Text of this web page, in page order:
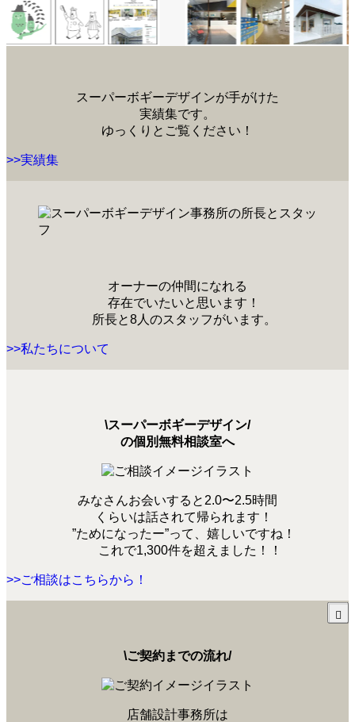
スーパーボギーデザインが手がけた
実績集です。
ゆっくりとご覧ください！
>>実績集
オーナーの仲間になれる
存在でいたいと思います！
所長と8人のスタッフがいます。
>>私たちについて
\スーパーボギーデザイン/
の個別無料相談室へ
みなさんお会いすると2.0〜2.5時間
くらいは話されて帰られます！
”ためになったー”って、嬉しいですね！
これで1,300件を超えました！！
>>ご相談はこちらから！
\ご契約までの流れ/
店舗設計事務所は